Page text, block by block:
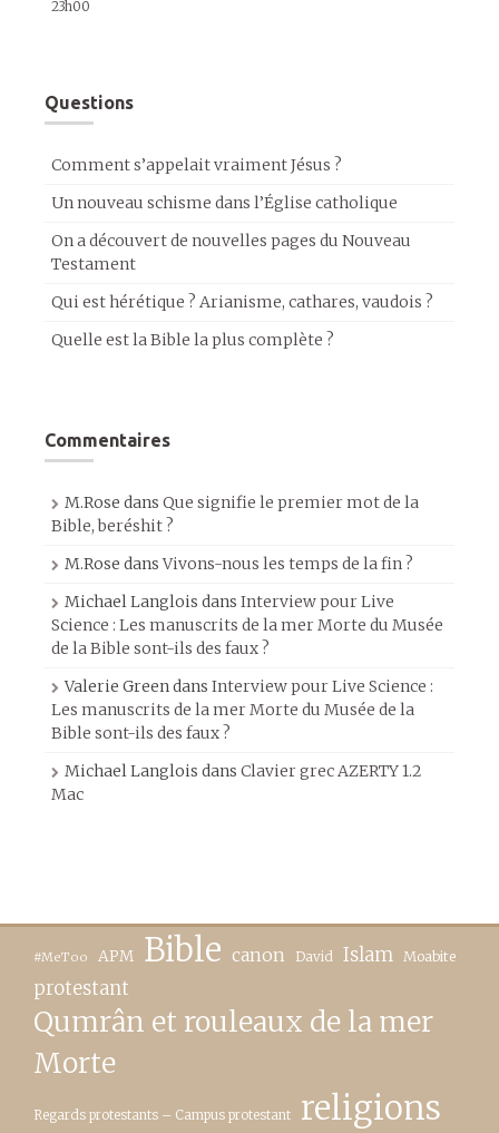
23h00
Questions
Comment s’appelait vraiment Jésus ?
Un nouveau schisme dans l’Église catholique
On a découvert de nouvelles pages du Nouveau
Testament
Qui est hérétique ? Arianisme, cathares, vaudois ?
Quelle est la Bible la plus complète ?
Commentaires
M.Rose dans Que signifie le premier mot de la
Bible, beréshit ?
M.Rose dansVivons-nous les temps de la fin ?
Michael Langlois dans Interview pour Live
Science : Les manuscrits de la mer Morte du Musée
de la Bible sont-ils des faux ?
Valerie Greendans Interview pour Live Science :
Les manuscrits de la mer Morte du Musée de la
Bible sont-ils des faux ?
Michael Langlois dans Clavier grec AZERTY 1.2
Mac
#MeToo APM Bible canon David Islam Moabite
protestant
Qumrân et rouleaux de la mer
Morte
Regards protestants – Campus protestant religions